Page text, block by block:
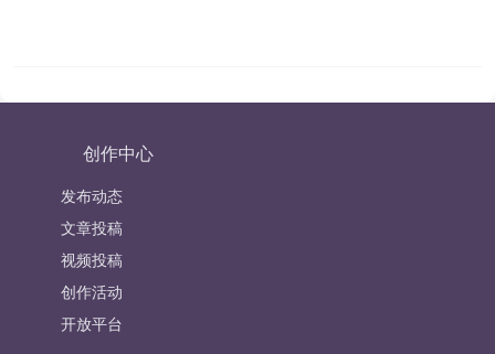
创作中心
发布动态
文章投稿
视频投稿
创作活动
开放平台